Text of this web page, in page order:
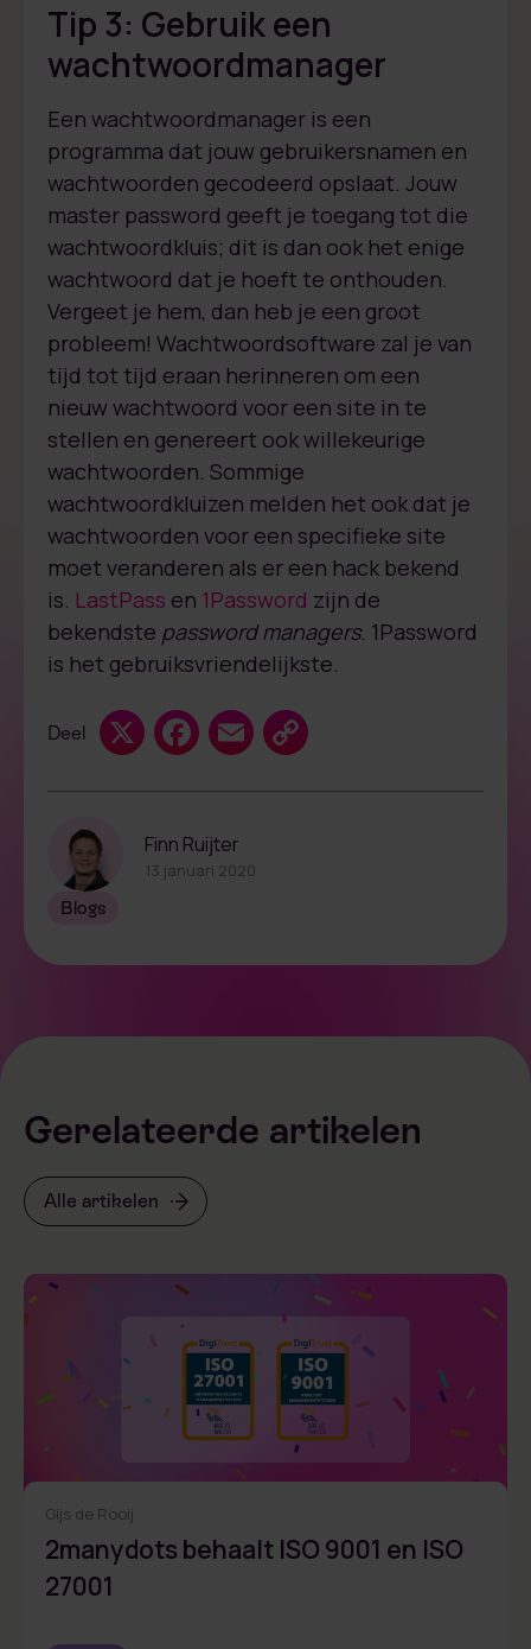
Tip 3: Gebruik een
wachtwoordmanager
Een wachtwoordmanager is een
programma dat jouw gebruikersnamen en
wachtwoorden gecodeerd opslaat. Jouw
master password geeft je toegang tot die
wachtwoordkluis; dit is dan ook het enige
wachtwoord dat je hoeft te onthouden.
Vergeet je hem, dan heb je een groot
probleem! Wachtwoordsoftware zal je van
tijd tot tijd eraan herinneren om een
nieuw wachtwoord voor een site in te
stellen en genereert ook willekeurige
wachtwoorden. Sommige
wachtwoordkluizen melden het ook dat je
wachtwoorden voor een specifieke site
moet veranderen als er een hack bekend
is. LastPass en 1Password zijn de
bekendste password managers. 1Password
is het gebruiksvriendelijkste.
Deel X Facebook
Email
Copy
Link
Finn Ruijter
13 januari 2020
Blogs
Gerelateerde artikelen
Alle artikelen
Gijs de Rooij
2manydots behaalt ISO 9001 en ISO
27001